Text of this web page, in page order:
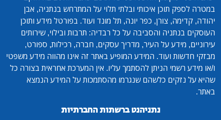
במטרה לספק תוכן איכותי ובלתי תלוי על המתרחש בנתניה, אבן
יהודה, קדימה, צורן, כפר יונה, תל מונד ועוד. בפורטל מידע ותוכן
העוסקים בנתניה והסביבה על כל רבדיה: תרבות ובילוי, שירותים
עירוניים, מידע על העיר, מדריך עסקים, חברה, רכילות, ספורט,
מבזקי חדשות ועוד. המידע המופיע באתר זה אינו מהווה מידע משפטי
ו/או מידע רשמי הניתן להסתמך עליו. אין המערכת אחראית בצורה כל
שהיא על נזקים כלשהם שנגרמו מהסתמכות על המידע הנמצא
באתר.
נתניהנט ברשתות החברתיות